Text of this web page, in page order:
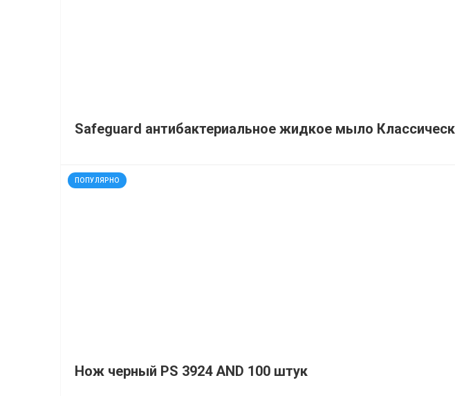
Safeguard антибактериальное жидкое мыло
ПОПУЛЯРНО
код: 11914
Нож черный PS 3924 АND 100 штук